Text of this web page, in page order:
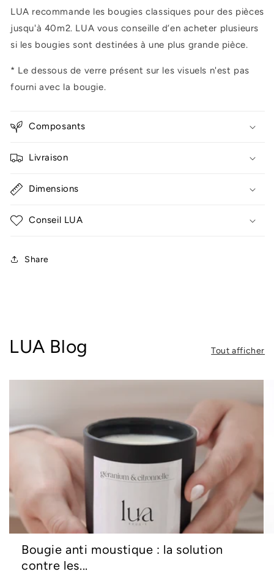
LUA recommande les bougies classiques pour des pièces
jusqu'à 40m2. LUA vous conseille d’en acheter plusieurs
si les bougies sont destinées à une plus grande pièce.
* Le dessous de verre présent sur les visuels n'est pas
fourni avec la bougie.
Composants
Livraison
Dimensions
Conseil LUA
Share
LUA Blog Tout afficher
Bougie anti moustique : la solution
contre les...